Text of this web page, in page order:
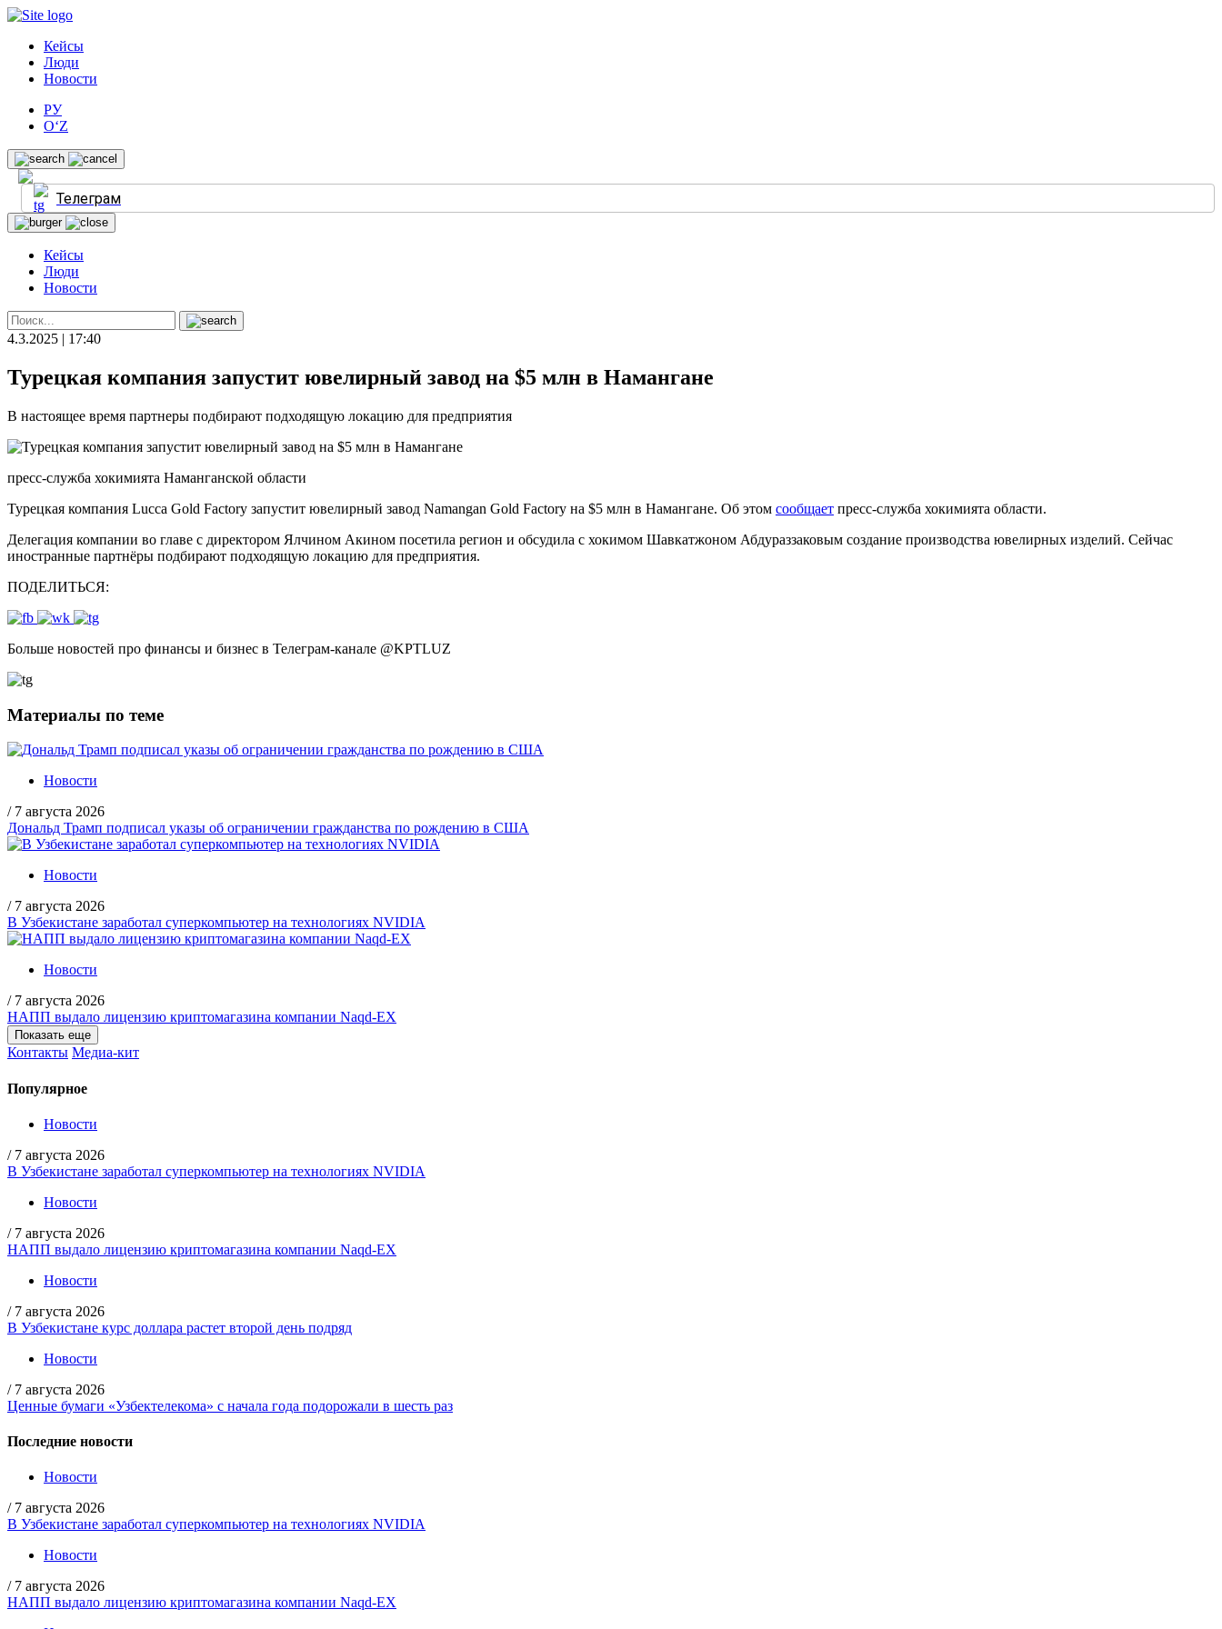
Кейсы
Люди
Новости
РУ
O‘Z
Телеграм
Кейсы
Люди
Новости
4.3.2025 | 17:40
Турецкая компания запустит ювелирный завод на $5 млн в Намангане
В настоящее время партнеры подбирают подходящую локацию для предприятия
пресс-служба хокимията Наманганской области
Турецкая компания Lucca Gold Factory запустит ювелирный завод Namangan Gold Factory на $5 млн в Намангане. Об этом сообщает пресс-служба хокимията области.
Делегация компании во главе с директором Ялчином Акином посетила регион и обсудила с хокимом Шавкатжоном Абдураззаковым создание производства ювелирных изделий. Сейчас
иностранные партнёры подбирают подходящую локацию для предприятия.
ПОДЕЛИТЬСЯ:
Больше новостей про финансы и бизнес в Телеграм-канале @KPTLUZ
Материалы по теме
Новости
/ 7 августа 2026
Дональд Трамп подписал указы об ограничении гражданства по рождению в США
Новости
/ 7 августа 2026
В Узбекистане заработал суперкомпьютер на технологиях NVIDIA
Новости
/ 7 августа 2026
НАПП выдало лицензию криптомагазина компании Naqd-EX
Показать еще
Контакты Медиа-кит
Популярное
Новости
/ 7 августа 2026
В Узбекистане заработал суперкомпьютер на технологиях NVIDIA
Новости
/ 7 августа 2026
НАПП выдало лицензию криптомагазина компании Naqd-EX
Новости
/ 7 августа 2026
В Узбекистане курс доллара растет второй день подряд
Новости
/ 7 августа 2026
Ценные бумаги «Узбектелекома» с начала года подорожали в шесть раз
Последние новости
Новости
/ 7 августа 2026
В Узбекистане заработал суперкомпьютер на технологиях NVIDIA
Новости
/ 7 августа 2026
НАПП выдало лицензию криптомагазина компании Naqd-EX